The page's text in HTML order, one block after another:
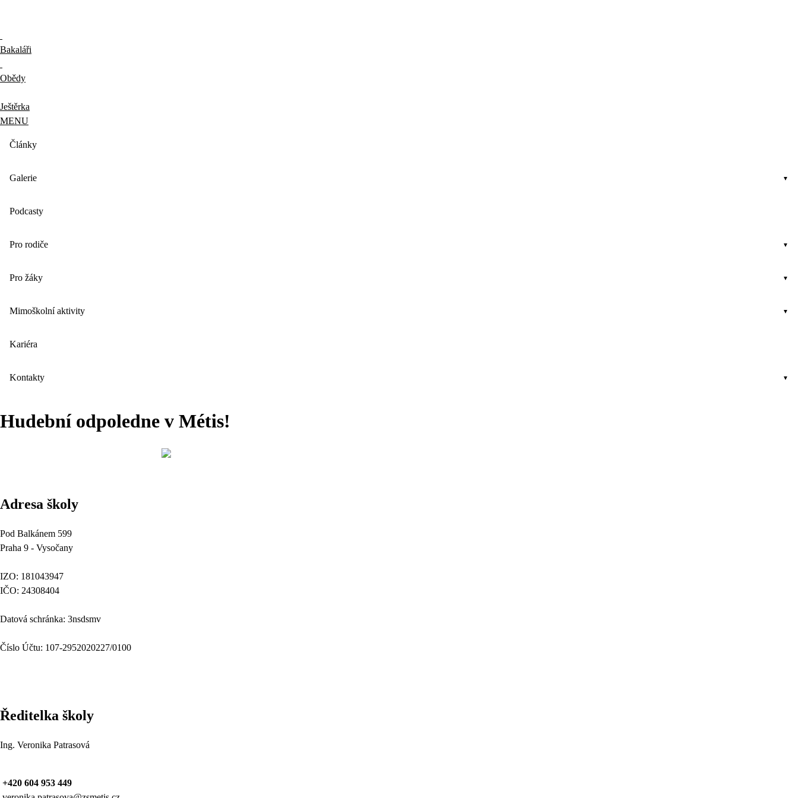
Bakaláři
Obědy
Ještěrka
MENU
Články
Galerie
Podcasty
Pro rodiče
Pro žáky
Mimoškolní aktivity
Kariéra
Kontakty
Hudební odpoledne v Métis!
Adresa školy
Pod Balkánem 599
Praha 9 - Vysočany
IZO: 181043947
IČO: 24308404
Datová schránka: 3nsdsmv
Číslo Účtu: 107-2952020227/0100
Ředitelka školy
Ing. Veronika Patrasová
+420 604 953 449